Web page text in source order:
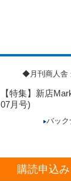
◆月刊商人舎
【特集】新店
07月号)
バック
購読申込み